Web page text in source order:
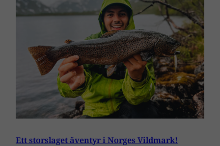
Ett storslaget äventyr i Norges Vildmark!